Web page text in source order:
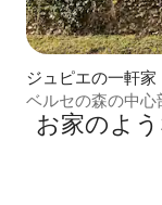
ジュピエの一軒家
ベルセの森の中心
お家のよ